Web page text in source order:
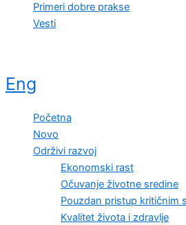
Primeri dobre prakse
Vesti
Eng
Početna
Novo
Održivi razvoj
Ekonomski rast
Očuvanje životne sredine
Pouzdan pristup kritičnim
Kvalitet života i zdravlje